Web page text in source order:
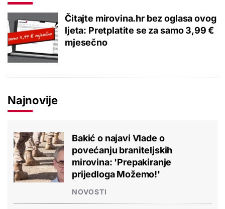
Čitajte mirovina.hr bez oglasa ovog
ljeta: Pretplatite se za samo 3,99 €
mjesečno
Najnovije
Bakić o najavi Vlade o
povećanju braniteljskih
mirovina: 'Prepakiranje
prijedloga Možemo!'
NOVOSTI